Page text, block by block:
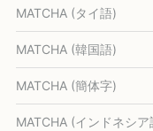
MATCHA (タイ語)
MATCHA (韓国語)
MATCHA (簡体字)
MATCHA (インドネシア